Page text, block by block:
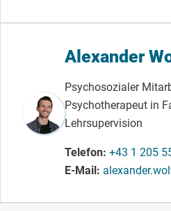
Alexander
Psychosozialer
Psychotherapeut in
Lehrsupervision
Telefon +43 1 205
E-Mail